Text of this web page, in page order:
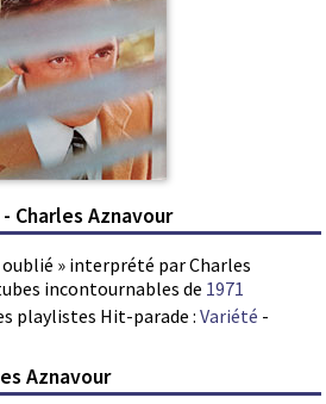
Charles Aznavour
» interprété par Charles
incontournables de 1971
playlistes Hit-parade : Variété -
Aznavour